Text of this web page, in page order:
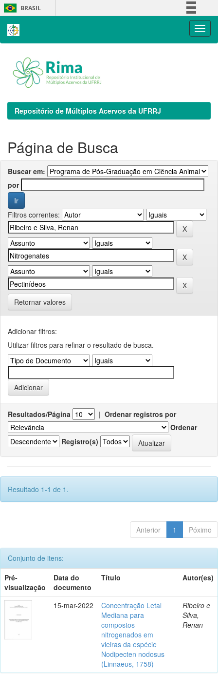
Skip
navigation
BRASIL
Repositório de Múltiplos Acervos da UFRRJ
Página de Busca
Buscar em:
por
Filtros correntes:
Retornar valores
Adicionar filtros:
Utilizar filtros para refinar o resultado de busca.
Resultados/Página | Ordenar registros por
Ordenar
Registro(s)
Resultado 1-1 de 1.
Anterior 1 Póximo
Conjunto de itens:
Pré-
visualização
Data do
documento
Título Autor(es)
15-mar-2022
Concentração Letal
Mediana para
compostos
nitrogenados em
vieiras da espécie
Nodipecten nodosus
(Linnaeus, 1758)
Ribeiro e
Silva,
Renan